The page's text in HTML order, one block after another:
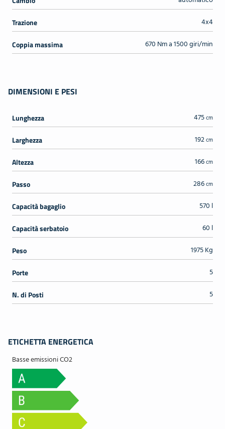
Trazione 4x4
Coppia massima 670 Nm a 1500 giri/min
DIMENSIONI E PESI
Lunghezza 475cm
Larghezza 192cm
Altezza 166cm
Passo 286cm
Capacità bagaglio 570 l
Capacità serbatoio 60 l
Peso 1975 Kg
Porte 5
N. di Posti 5
ETICHETTA ENERGETICA
Basse emissioni CO2